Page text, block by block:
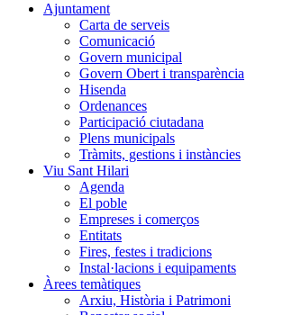
Ajuntament
Carta de serveis
Comunicació
Govern municipal
Govern Obert i transparència
Hisenda
Ordenances
Participació ciutadana
Plens municipals
Tràmits, gestions i instàncies
Viu Sant Hilari
Agenda
El poble
Empreses i comerços
Entitats
Fires, festes i tradicions
Instal·lacions i equipaments
Àrees temàtiques
Arxiu, Història i Patrimoni